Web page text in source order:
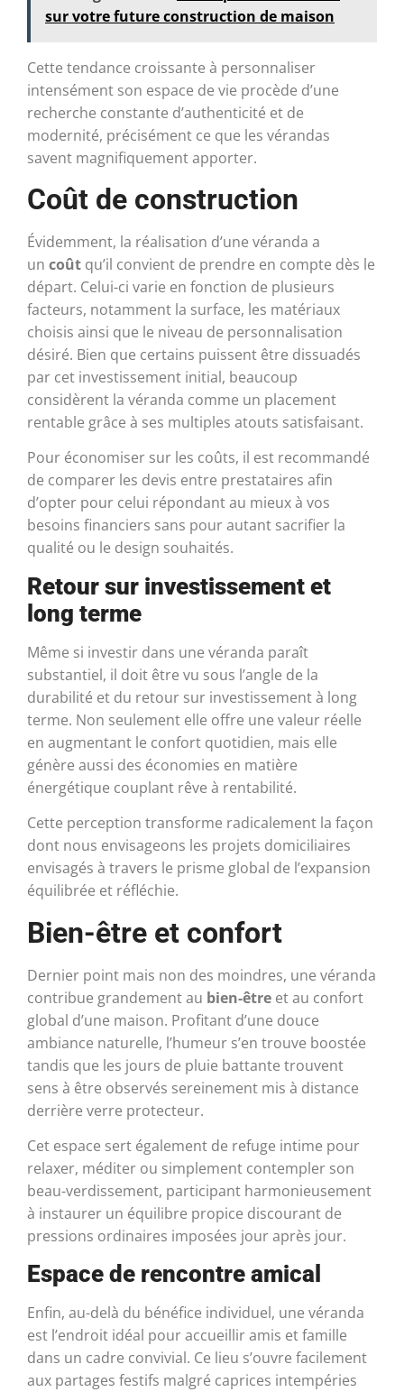
sur votre future construction de maison
Cette tendance croissante à personnaliser
intensément son espace de vie procède d’une
recherche constante d’authenticité et de
modernité, précisément ce que les vérandas
savent magnifiquement apporter.
Coût de construction
Évidemment, la réalisation d’une véranda a
un coût qu’il convient de prendre en compte dès le
départ. Celui-ci varie en fonction de plusieurs
facteurs, notamment la surface, les matériaux
choisis ainsi que le niveau de personnalisation
désiré. Bien que certains puissent être dissuadés
par cet investissement initial, beaucoup
considèrent la véranda comme un placement
rentable grâce à ses multiples atouts satisfaisant.
Pour économiser sur les coûts, il est recommandé
de comparer les devis entre prestataires afin
d’opter pour celui répondant au mieux à vos
besoins financiers sans pour autant sacrifier la
qualité ou le design souhaités.
Retour sur investissement et
long terme
Même si investir dans une véranda paraît
substantiel, il doit être vu sous l’angle de la
durabilité et du retour sur investissement à long
terme. Non seulement elle offre une valeur réelle
en augmentant le confort quotidien, mais elle
génère aussi des économies en matière
énergétique couplant rêve à rentabilité.
Cette perception transforme radicalement la façon
dont nous envisageons les projets domiciliaires
envisagés à travers le prisme global de l’expansion
équilibrée et réfléchie.
Bien-être et confort
Dernier point mais non des moindres, une véranda
contribue grandement au bien-être et au confort
global d’une maison. Profitant d’une douce
ambiance naturelle, l’humeur s’en trouve boostée
tandis que les jours de pluie battante trouvent
sens à être observés sereinement mis à distance
derrière verre protecteur.
Cet espace sert également de refuge intime pour
relaxer, méditer ou simplement contempler son
beau-verdissement, participant harmonieusement
à instaurer un équilibre propice discourant de
pressions ordinaires imposées jour après jour.
Espace de rencontre amical
Enfin, au-delà du bénéfice individuel, une véranda
est l’endroit idéal pour accueillir amis et famille
dans un cadre convivial. Ce lieu s’ouvre facilement
aux partages festifs malgré caprices intempéries